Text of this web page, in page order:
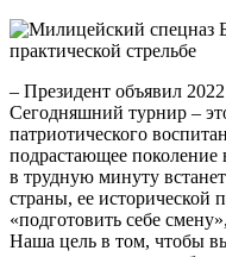
– Президент объявил
Сегодняшний турнир –
патриотического
подрастающее поколение
в трудную минуту
страны, ее исторической
«подготовить себе
Наша цель в том, чтобы